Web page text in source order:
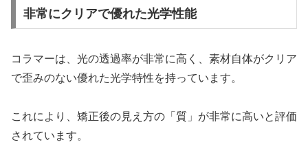
非常にクリアで優れた光学性能
コラマーは、光の透過率が非常に高く、素材自体がクリア
で歪みのない優れた光学特性を持っています。
これにより、矯正後の見え方の「質」が非常に高いと評価
されています。